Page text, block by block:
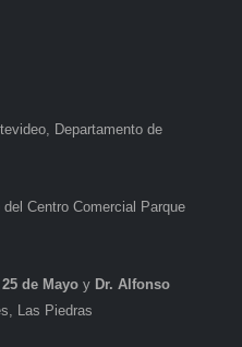
Departamento de
del Centro Comercial Parque
25 de Mayo y Dr. Alfonso
Las Piedras